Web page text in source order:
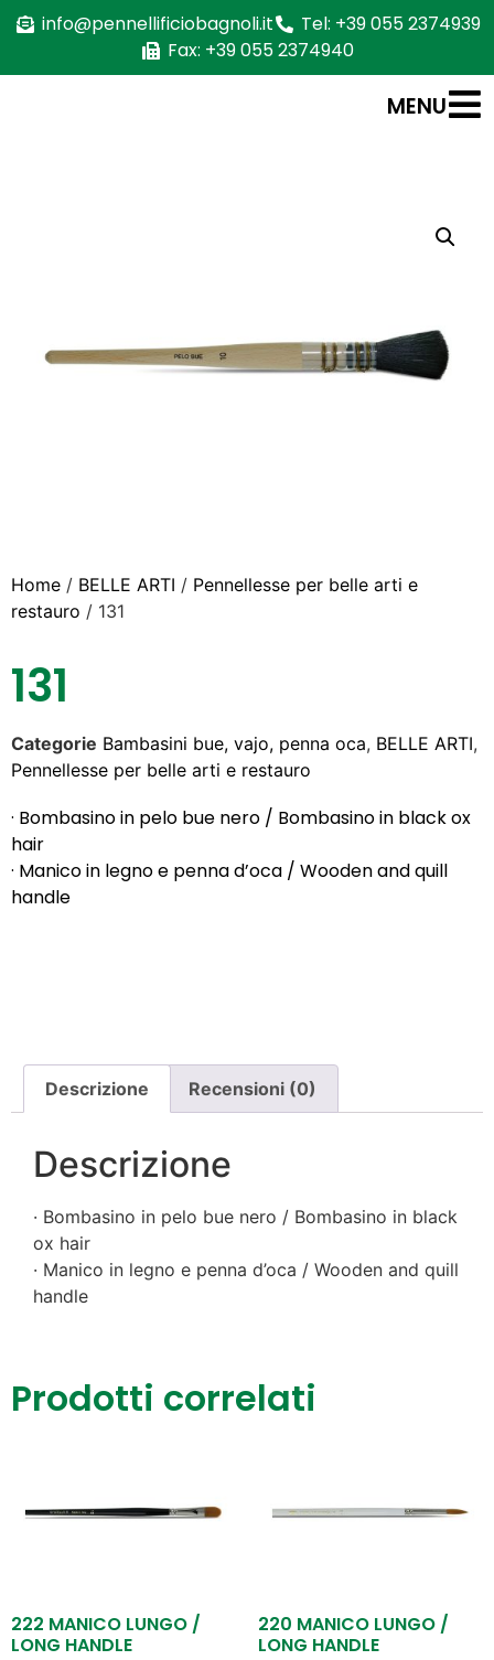
info@pennellificiobagnoli.it
Tel: +39 055 2374939
Fax: +39 055 2374940
MENU
Home / BELLE ARTI / Pennellesse per belle arti e
restauro / 131
131
Categorie Bambasini bue, vajo, penna oca, BELLE ARTI,
Pennellesse per belle arti e restauro
· Bombasino in pelo bue nero / Bombasino in black ox
hair
· Manico in legno e penna d’oca / Wooden and quill
handle
Descrizione Recensioni (0)
Descrizione
· Bombasino in pelo bue nero / Bombasino in black
ox hair
· Manico in legno e penna d’oca / Wooden and quill
handle
Prodotti correlati
222 MANICO LUNGO /
LONG HANDLE
220 MANICO LUNGO /
LONG HANDLE